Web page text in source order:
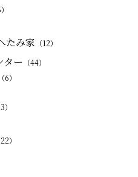
たみ家 （12）
ター （44）
（6）
）
22）